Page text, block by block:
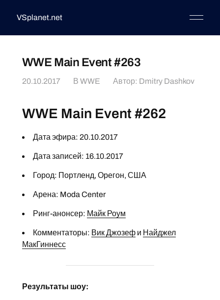
VSplanet.net
WWE Main Event #263
20.10.2017 В WWE Автор: Dmitry Dashkov
WWE Main Event #262
Дата эфира: 20.10.2017
Дата записей: 16.10.2017
Город: Портленд, Орегон, США
Арена: Moda Center
Ринг-анонсер: Майк Роум
Комментаторы: Вик Джозефи Найджел
МакГиннесс
Результаты шоу: